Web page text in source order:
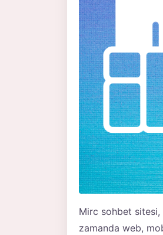
Mirc sohbet sitesi,
zamanda web,